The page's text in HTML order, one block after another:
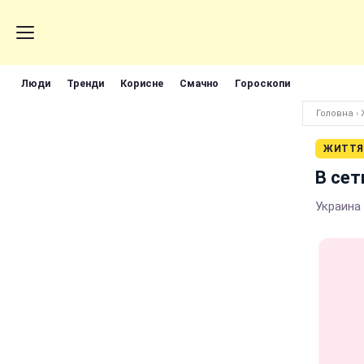
Люди Тренди Корисне Смачно Гороскопи
Головна ›
ЖИТТЯ
В